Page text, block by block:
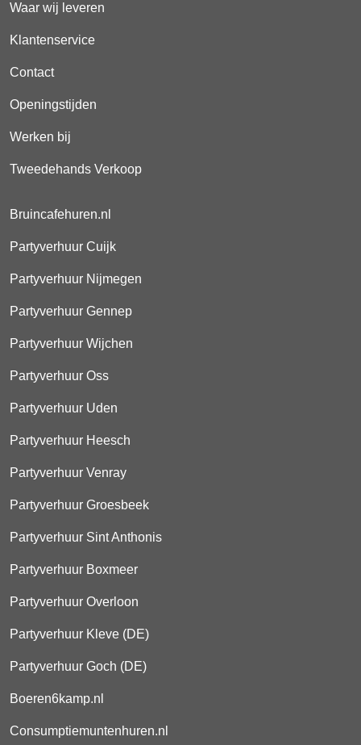
Waar wij leveren
Klantenservice
Contact
Openingstijden
Werken bij
Tweedehands Verkoop
Bruincafehuren.nl
Partyverhuur Cuijk
Partyverhuur Nijmegen
Partyverhuur Gennep
Partyverhuur Wijchen
Partyverhuur Oss
Partyverhuur Uden
Partyverhuur Heesch
Partyverhuur Venray
Partyverhuur Groesbeek
Partyverhuur Sint Anthonis
Partyverhuur Boxmeer
Partyverhuur Overloon
Partyverhuur Kleve (DE)
Partyverhuur Goch (DE)
Boeren6kamp.nl
Consumptiemuntenhuren.nl